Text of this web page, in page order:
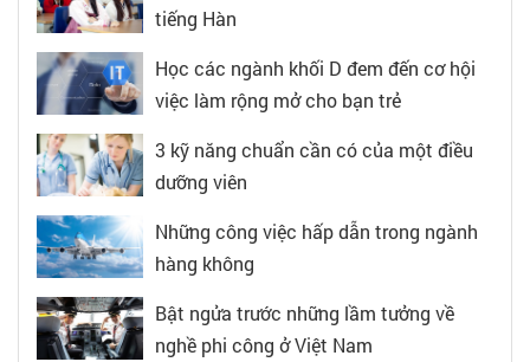
tiếng Hàn
Học các ngành khối D đem đến cơ hội
việc làm rộng mở cho bạn trẻ
3 kỹ năng chuẩn cần có của một điều
dưỡng viên
Những công việc hấp dẫn trong ngành
hàng không
Bật ngửa trước những lầm tưởng về
nghề phi công ở Việt Nam